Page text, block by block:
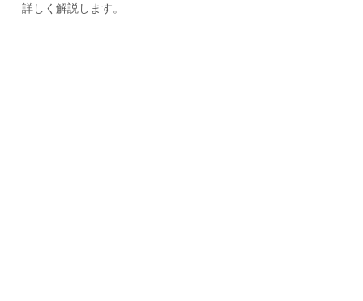
詳しく解説します。